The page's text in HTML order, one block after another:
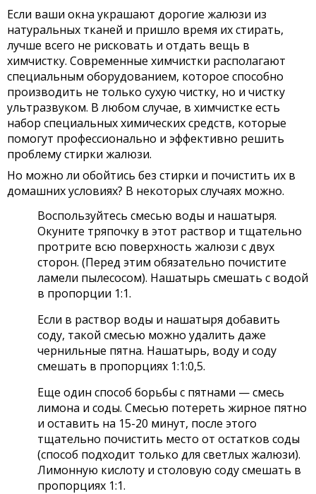
Если ваши окна украшают дорогие жалюзи из
натуральных тканей и пришло время их стирать,
лучше всего не рисковать и отдать вещь в
химчистку. Современные химчистки располагают
специальным оборудованием, которое способно
производить не только сухую чистку, но и чистку
ультразвуком. В любом случае, в химчистке есть
набор специальных химических средств, которые
помогут профессионально и эффективно решить
проблему стирки жалюзи.
Но можно ли обойтись без стирки и почистить их в
домашних условиях? В некоторых случаях можно.
Воспользуйтесь смесью воды и нашатыря.
Окуните тряпочку в этот раствор и тщательно
протрите всю поверхность жалюзи с двух
сторон. (Перед этим обязательно почистите
ламели пылесосом). Нашатырь смешать с водой
в пропорции 1:1.
Если в раствор воды и нашатыря добавить
соду, такой смесью можно удалить даже
чернильные пятна. Нашатырь, воду и соду
смешать в пропорциях 1:1:0,5.
Еще один способ борьбы с пятнами — смесь
лимона и соды. Смесью потереть жирное пятно
и оставить на 15-20 минут, после этого
тщательно почистить место от остатков соды
(способ подходит только для светлых жалюзи).
Лимонную кислоту и столовую соду смешать в
пропорциях 1:1.